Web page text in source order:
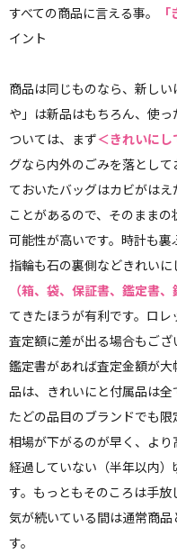
すべての商品に言える事。
イント
商品は同じものなら、新し
や」は新品はもちろん、使
ついては、まず＜きれいに
グなら内外のごみを落とし
ておいたバッグはカビがは
ことがあるので、そのまま
可能性が高いです。時計も裏
指輪も石の裏側などきれい
（箱、袋、保証書、鑑定書
てきたほうが有利です。ロ
査定額に差が出る場合もご
鑑定書があれば査定金額が
品は、きれいにと付属品は
たどの品目のブランドでも
相場が下がるのが早く、よ
経過していない（半年以内
す。もっともそのころは手
気が続いている間は通常商
す。